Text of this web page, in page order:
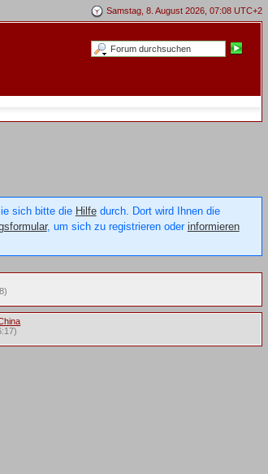
Samstag, 8. August 2026, 07:08 UTC+2
sich bitte die Hilfedurch. Dort wird Ihnen die
, um sich zu registrieren oder informieren